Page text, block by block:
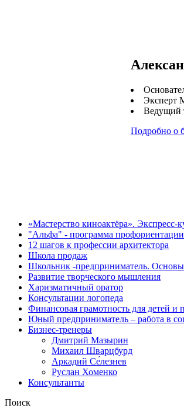
Эксперт
Ведущий
Подробно о
«Мастерство киноактёра». Экспресс-
"Альфа" - программа профориентации
12 шагов к профессии архитектора
Школа продаж
Школьник -предприниматель. Основы
Развитие творческого мышления
Харизматичный оратор
Консультации логопеда
Финансовая грамотность для детей и
Юный предприниматель – работа в
Бизнес-тренеры
Дмитрий Мазырин
Михаил Шварцбурд
Аркадий Се́лезнев
Руслан Хоменко
Консультанты
Поиск